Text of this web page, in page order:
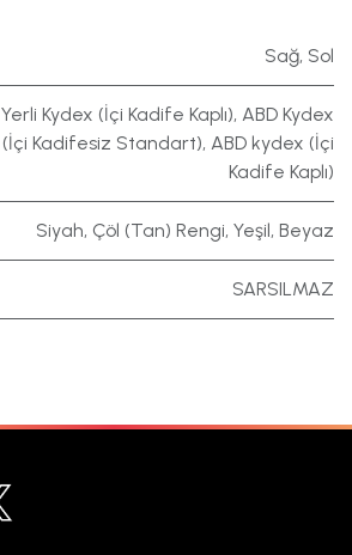
Sağ, Sol
Yerli Kydex (İçi Kadife Kaplı), ABD Kydex
(İçi Kadifesiz Standart), ABD kydex (İçi
Kadife Kaplı)
Siyah, Çöl (Tan) Rengi, Yeşil, Beyaz
SARSILMAZ